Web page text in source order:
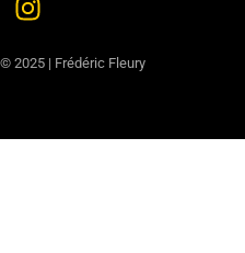
© 2025 | Frédéric Fleury